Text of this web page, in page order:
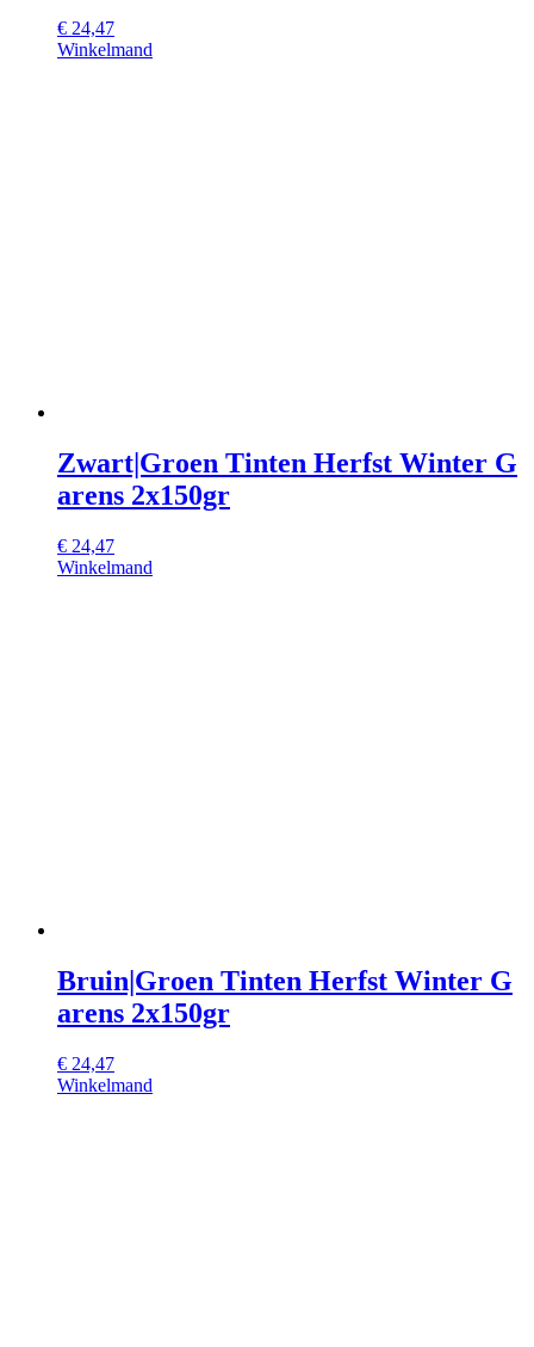
€ 24,47
Winkelmand
Zwart|Groen Tinten Herfst Winter G
arens 2x150gr
€ 24,47
Winkelmand
Bruin|Groen Tinten Herfst Winter G
arens 2x150gr
€ 24,47
Winkelmand